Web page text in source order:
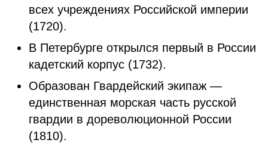
всех учреждениях Российской империи
(1720).
В Петербурге открылся первый в России
кадетский корпус (1732).
Образован Гвардейский экипаж —
единственная морская часть русской
гвардии в дореволюционной России
(1810).